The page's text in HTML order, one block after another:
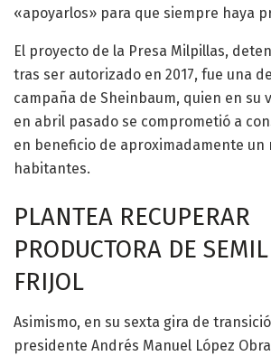
«apoyarlos» para que siempre haya
El proyecto de la Presa Milpillas,
tras ser autorizado en 2017, fue una
campaña de Sheinbaum, quien en su
en abril pasado se comprometió a
en beneficio de aproximadamente un
habitantes.
PLANTEA RECUPERAR
PRODUCTORA DE
FRIJOL
Asimismo, en su sexta gira de
presidente Andrés Manuel López